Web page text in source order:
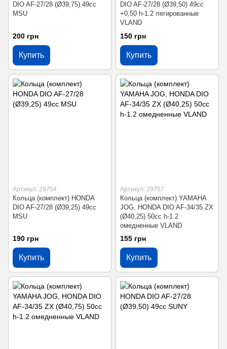
DIO AF-27/28 (Ø39,75) 49cc
MSU
200 грн
Купить
DIO AF-27/28 (Ø39,50) 49cc
+0,50 h-1.2 легированные
VLAND
150 грн
Купить
Артикул: 29754
Кольца (комплект) HONDA
DIO AF-27/28 (Ø39,25) 49cc
MSU
190 грн
Купить
Артикул: 29757
Кольца (комплект) YAMAHA
JOG, HONDA DIO AF-34/35 ZX
(Ø40,25) 50cc h-1.2
омедненные VLAND
155 грн
Купить